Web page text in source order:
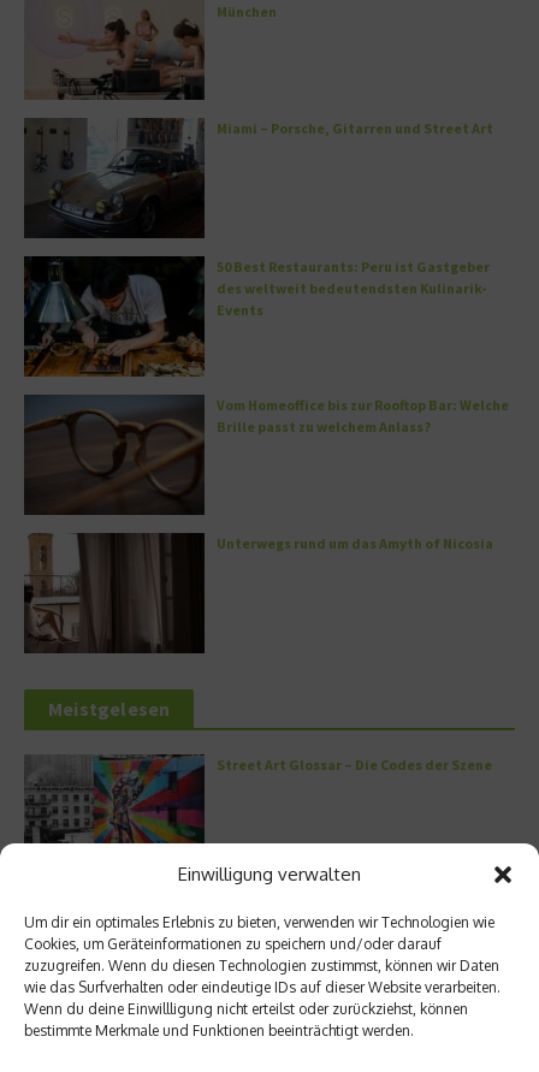
Einwilligung verwalten
Um dir ein optimales Erlebnis zu bieten, verwenden wir Technologien wie
Cookies, um Geräteinformationen zu speichern und/oder darauf
zuzugreifen. Wenn du diesen Technologien zustimmst, können wir Daten
wie das Surfverhalten oder eindeutige IDs auf dieser Website verarbeiten.
Wenn du deine Einwillligung nicht erteilst oder zurückziehst, können
bestimmte Merkmale und Funktionen beeinträchtigt werden.
München
Miami – Porsche, Gitarren und Street Art
50 Best Restaurants: Peru ist Gastgeber
des weltweit bedeutendsten Kulinarik-
Events
Vom Homeoffice bis zur Rooftop Bar: Welche
Brille passt zu welchem Anlass?
Unterwegs rund um das Amyth of Nicosia
Meistgelesen
Street Art Glossar – Die Codes der Szene
Kann man Hunde vegan ernähren?